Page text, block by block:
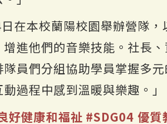
在本校蘭陽校園舉辦營隊
進他們的音樂技能。社長
員們分組協助學員掌握多
過程中感到溫暖與樂趣。」
好健康和福祉 #SDG04 優質